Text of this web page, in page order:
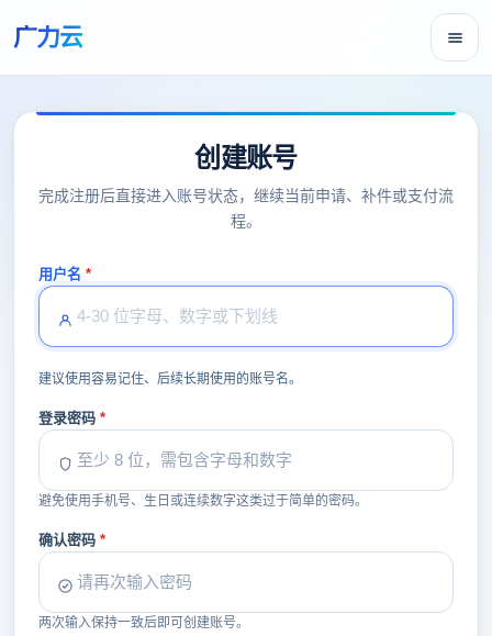
广力云
创建账号
完成注册后直接进入账号状态，继续当前申请、补件或支付流
程。
用户名
建议使用容易记住、后续长期使用的账号名。
登录密码
避免使用手机号、生日或连续数字这类过于简单的密码。
确认密码
两次输入保持一致后即可创建账号。